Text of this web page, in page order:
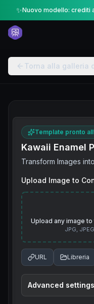
✨
Torna alla galleria
Template pronto
Kawaii Enamel
Transform Images
Upload Image to
Upload any image
JPG,
URL Libreria
Advanced settings